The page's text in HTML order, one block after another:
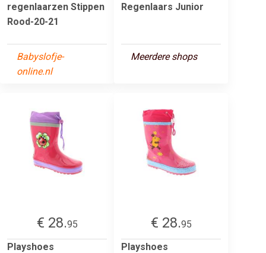
regenlaarzen Stippen
Rood-20-21
Babyslofje-
online.nl
Regenlaars Junior
Meerdere shops
€ 28.95
Playshoes
€ 28.95
Playshoes